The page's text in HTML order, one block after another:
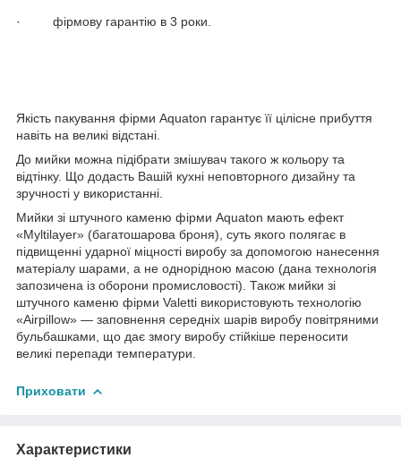
· фірмову гарантію в 3 роки.
Якість пакування фірми Aquaton гарантує її цілісне прибуття
навіть на великі відстані.
До мийки можна підібрати змішувач такого ж кольору та
відтінку. Що додасть Вашій кухні неповторного дизайну та
зручності у використанні.
Мийки зі штучного каменю фірми Aquaton мають ефект
«Myltilayer» (багатошарова броня), суть якого полягає в
підвищенні ударної міцності виробу за допомогою нанесення
матеріалу шарами, а не однорідною масою (дана технологія
запозичена із оборони промисловості). Також мийки зі
штучного каменю фірми Valetti використовують технологію
«Airpillow» — заповнення середніх шарів виробу повітряними
бульбашками, що дає змогу виробу стійкіше переносити
великі перепади температури.
Приховати
Характеристики